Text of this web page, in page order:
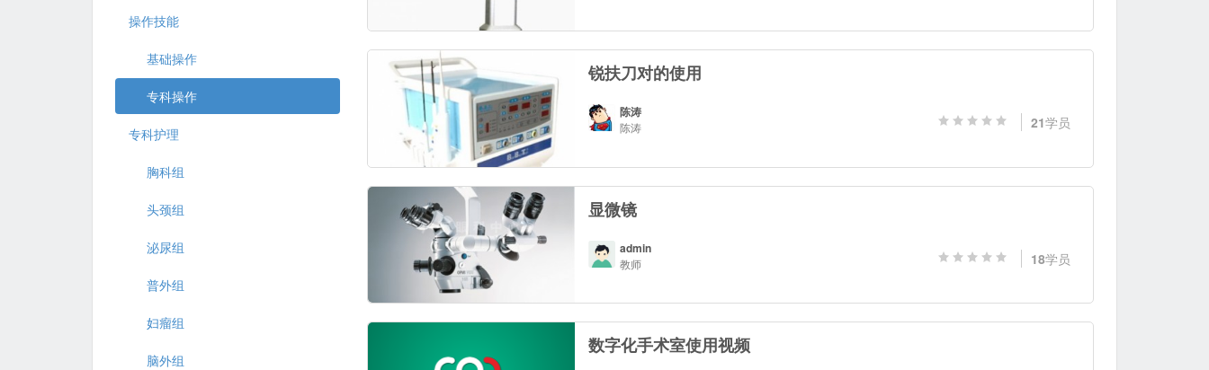
操作技能
基础操作
专科操作
专科护理
胸科组
头颈组
泌尿组
普外组
妇瘤组
脑外组
锐扶刀对的使用
陈涛
陈涛 21学员
显微镜
admin
教师 18学员
数字化手术室使用视频